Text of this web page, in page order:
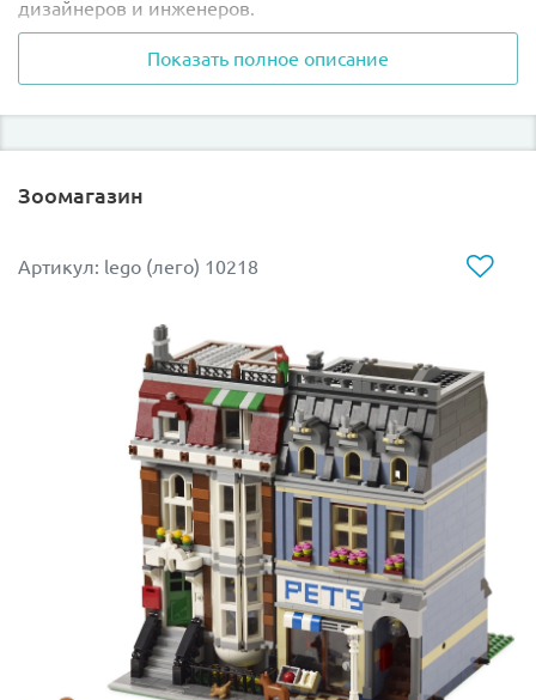
дизайнеров и инженеров.
Воссоздать этот шедевр архитектуры ХХ века у себя
дома Вам поможет эксклюзивный набор Лего 10234.
территорию с набережной, лестницами и фонарями.
сделать её максимально гладкой и похожей на
специально для этой масштабной конструкции.
Так же следует отметить наличие большого
количества «кирпичиков» тёмно-песочного цвета,
которые редко встречаются в других наборах и
обязательно понравятся коллекционерам.
Основанием всей модели служит большая синяя
пластина 48х48 штырьков, которая является
эксклюзивной для этого набора и никогда не
производилась ранее. Благодаря продуманной
конструкции модель Сиднейского оперного театра
обладает повышенной прочностью и прекрасно
переносит транспортировку даже в собранном
Показать полное описание
Зоомагазин
Артикул: lego (лего) 10218